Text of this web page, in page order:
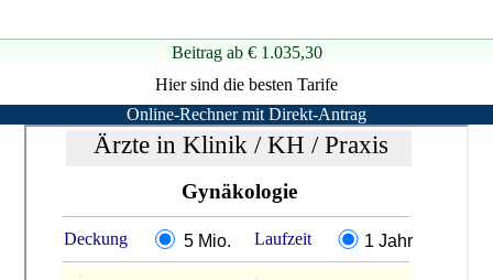
Beitragab € 1.035,30
Hier sind die besten Tarife
Online-Rechner mit Direkt-Antrag